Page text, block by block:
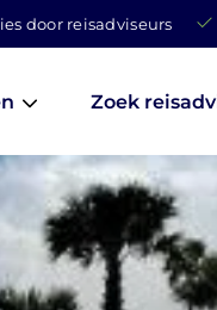
door reisadviseurs
Zoek